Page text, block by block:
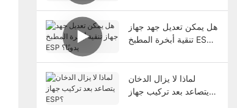
هل يمكن تعديل جهد جهاز
تنقية أبخرة المطبخ ESP
لماذا لا يزال الدخان
يتصاعد بعد تركيب جهاز